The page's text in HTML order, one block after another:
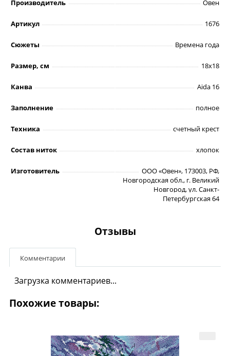
Производитель Овен
Артикул 1676
Сюжеты Времена года
Размер, см 18х18
Канва Aida 16
Заполнение полное
Техника счетный крест
Состав ниток хлопок
Изготовитель
ООО «Овен», 173003, РФ,
Новгородская обл., г. Великий
Новгород, ул. Санкт-
Петербургская 64
Отзывы
Комментарии
Загрузка комментариев...
Похожие товары: